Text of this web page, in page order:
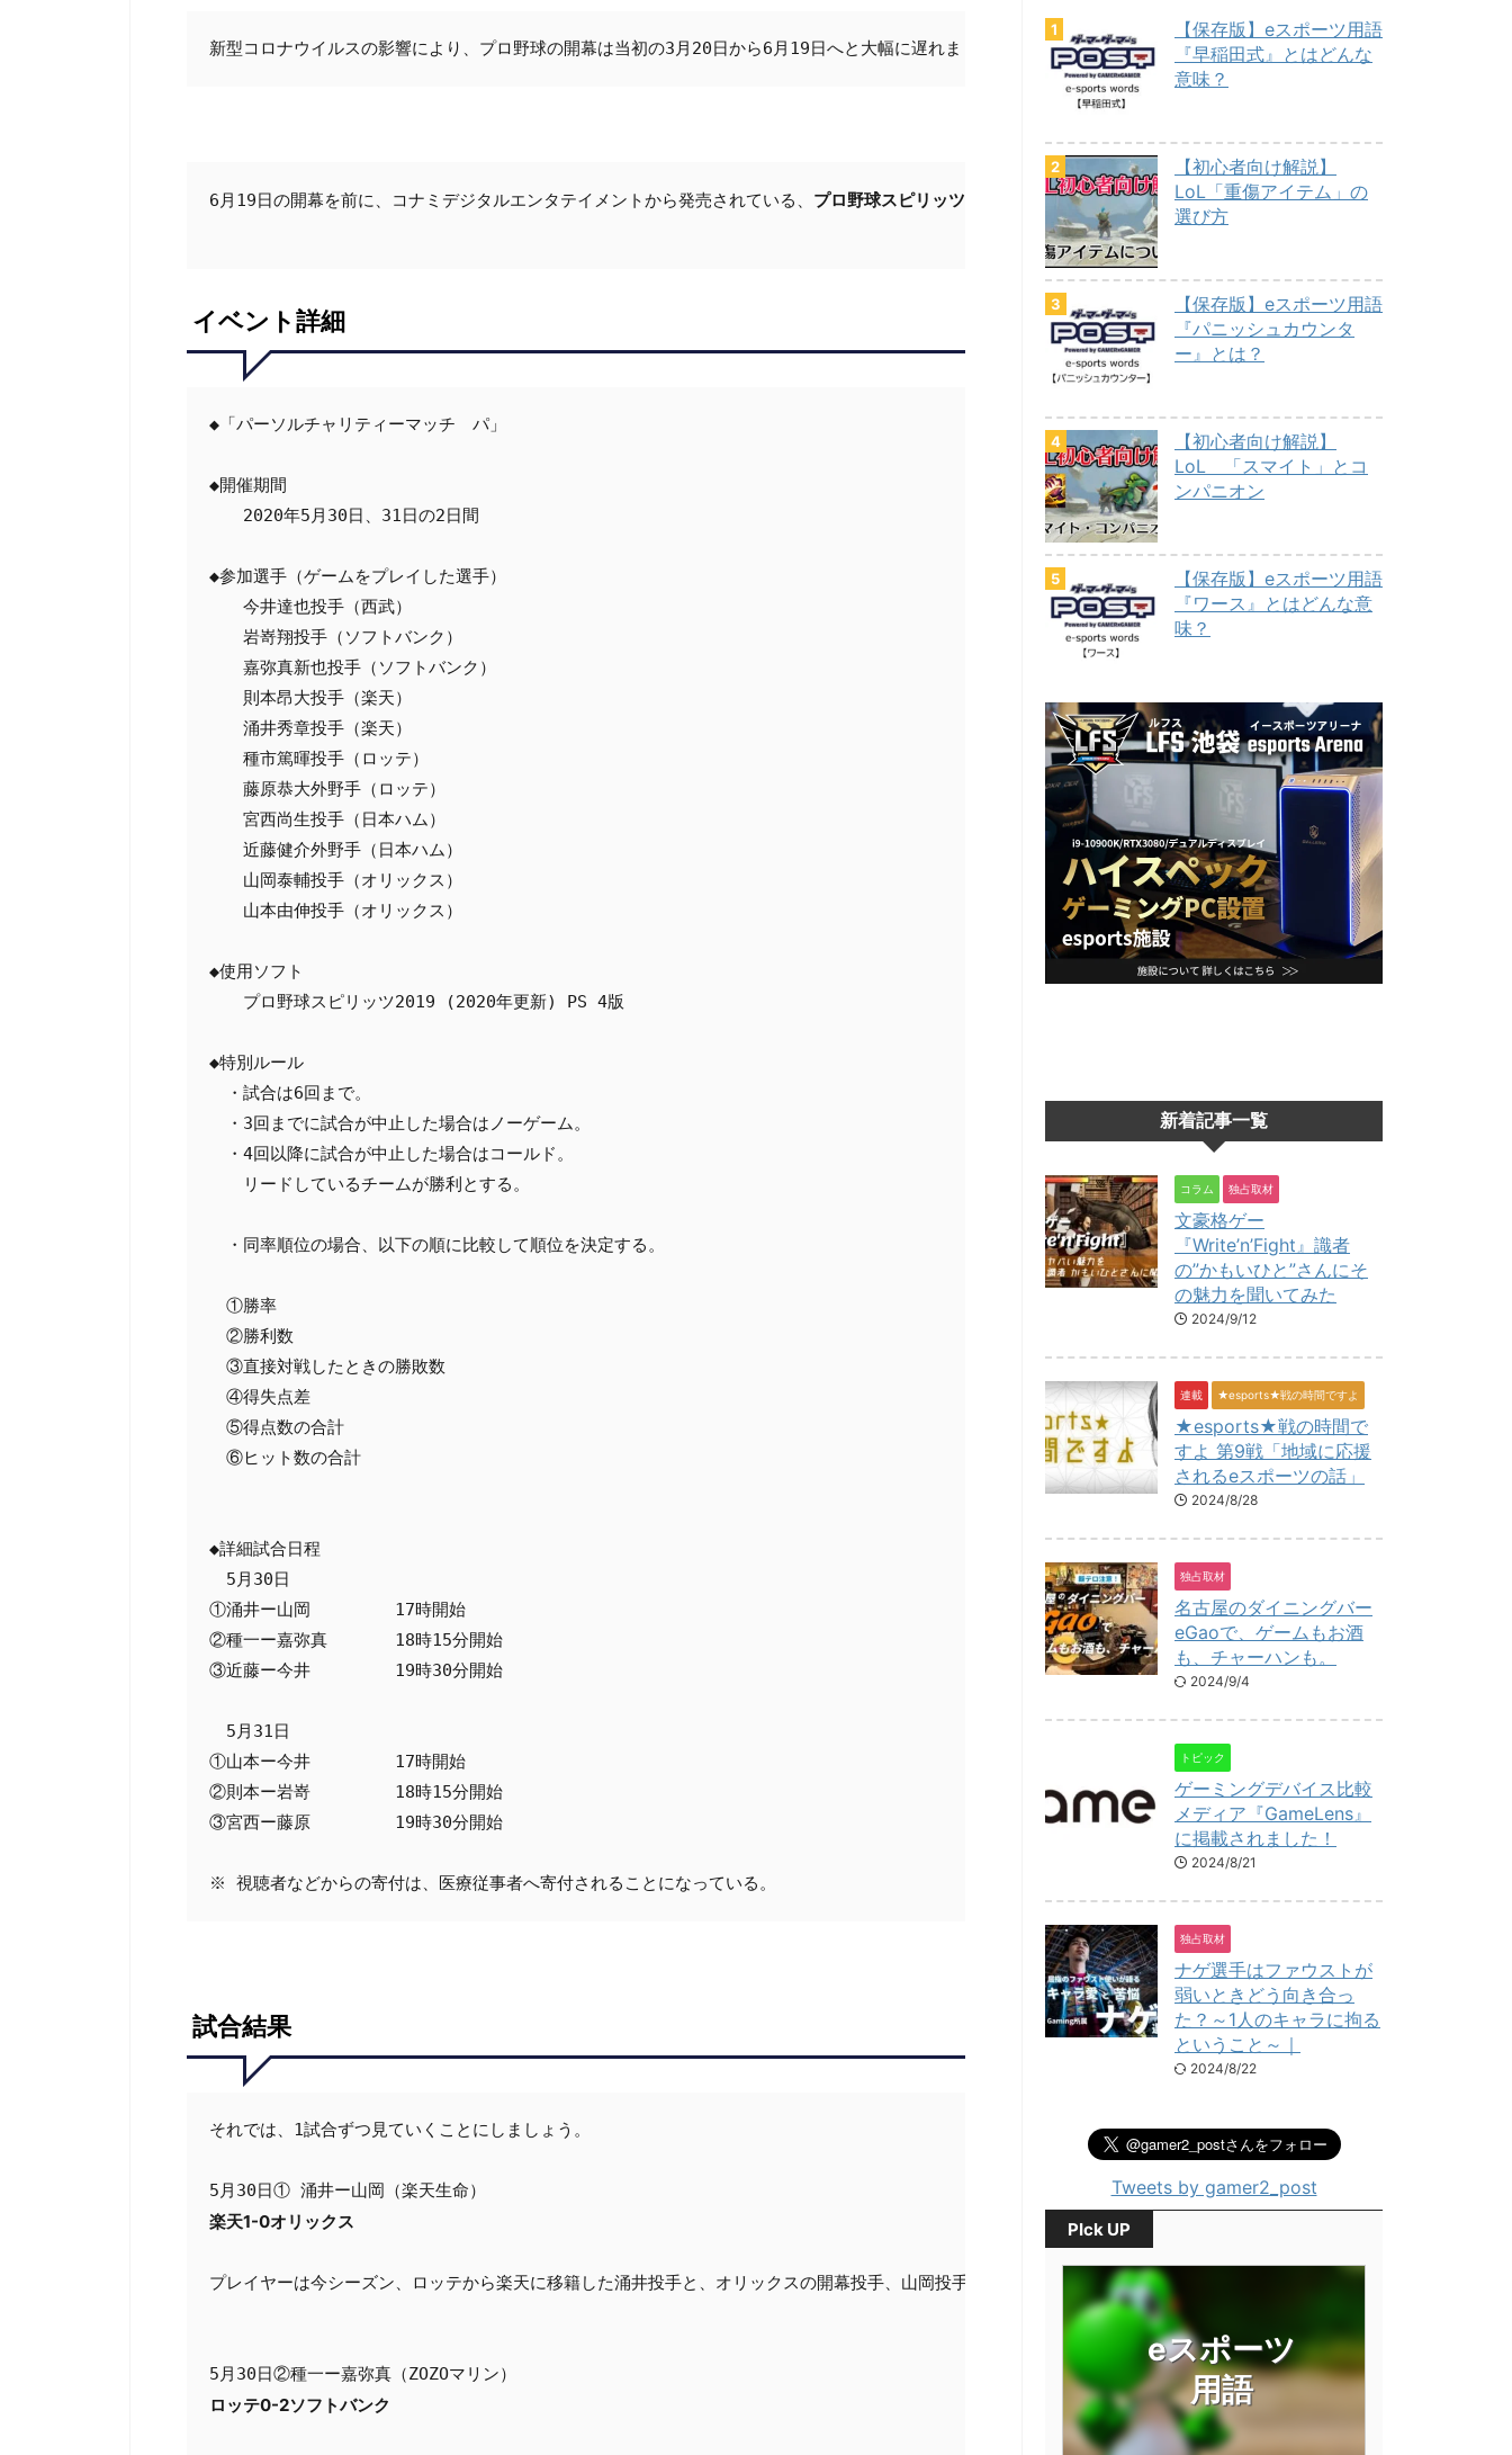
新型コロナウイルスの影響により、プロ野球の開幕は当初の3月20日から6月19日へと大幅に遅れました。
6月19日の開幕を前に、コナミデジタルエンタテイメントから発売されている、 プロ野球スピリッツ (以下プロスピ)を使ったオンラインイベントが行われました。イベン
イベント詳細
◆「パーソルチャリティーマッチ　パ」
◆開催期間
2020年5月30日、31日の2日間
◆参加選手（ゲームをプレイした選手）
今井達也投手（西武）
岩嵜翔投手（ソフトバンク）
嘉弥真新也投手（ソフトバンク）
則本昂大投手（楽天）
涌井秀章投手（楽天）
種市篤暉投手（ロッテ）
藤原恭大外野手（ロッテ）
宮西尚生投手（日本ハム）
近藤健介外野手（日本ハム）
山岡泰輔投手（オリックス）
山本由伸投手（オリックス）
◆使用ソフト
プロ野球スピリッツ2019 (2020年更新) PS 4版
◆特別ルール
・試合は6回まで。
・3回までに試合が中止した場合はノーゲーム。
・4回以降に試合が中止した場合はコールド。
リードしているチームが勝利とする。
・同率順位の場合、以下の順に比較して順位を決定する。
①勝率
②勝利数
③直接対戦したときの勝敗数
④得失点差
⑤得点数の合計
⑥ヒット数の合計
◆詳細試合日程
5月30日
①涌井ー山岡　　　　　17時開始
②種一ー嘉弥真　　　　18時15分開始
③近藤ー今井　　　　　19時30分開始
5月31日
①山本ー今井　　　　　17時開始
②則本ー岩嵜　　　　　18時15分開始
③宮西ー藤原　　　　　19時30分開始
試合結果
それでは、1試合ずつ見ていくことにしましょう。
楽天1-0オリックス
プレイヤーは今シーズン、ロッテから楽天に移籍した涌井投手と、オリックスの開幕投手、山岡投手。楽天の先発は岸、オリックスの先発は山本で始まったこの試合
ロッテ0-2ソフトバンク
【保存版】eスポーツ用語
『早稲田式』とはどんな
意味？
【初心者向け解説】
LoL「重傷アイテム」の
選び方
【保存版】eスポーツ用語
『パニッシュカウンタ
ー』とは？
【初心者向け解説】
LoL 「スマイト」とコ
ンパニオン
【保存版】eスポーツ用語
『ワース』とはどんな意
味？
新着記事一覧
コラム 独占取材
文豪格ゲー
『Write’n’Fight』識者
の”かもいひと”さんにそ
の魅力を聞いてみた
2024/9/12
連載 ★esports★戦の時間ですよ
★esports★戦の時間で
すよ 第9戦「地域に応援
されるeスポーツの話」
2024/8/28
独占取材
名古屋のダイニングバー
eGaoで、ゲームもお酒
も、チャーハンも。
2024/9/4
トピック
ゲーミングデバイス比較
メディア『GameLens』
に掲載されました！
2024/8/21
独占取材
ナゲ選手はファウストが
弱いときどう向き合っ
た？～1人のキャラに拘る
ということ～｜
2024/8/22
Tweets by gamer2_post
PIck UP
eスポーツ
用語